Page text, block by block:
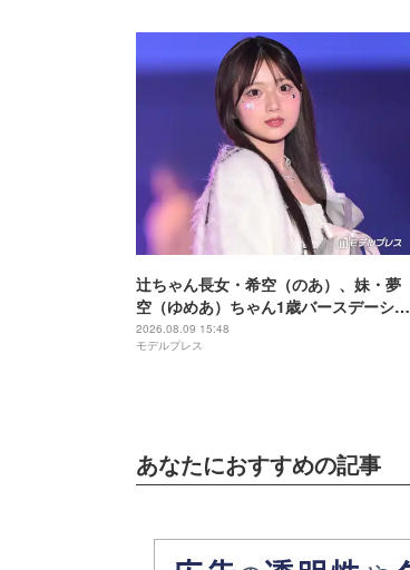
辻ちゃん長女・希空（のあ）、妹・夢
空（ゆめあ）ちゃん1歳バースデーショ
ット公開「愛があふれてる」「最高の
姉妹」と反響
2026.08.09 15:48
モデルプレス
あなたにおすすめの記事